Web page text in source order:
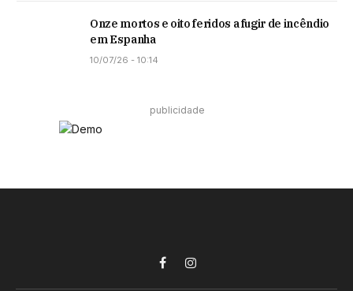
Onze mortos e oito feridos a fugir de incêndio
em Espanha
10/07/26 - 10:14
publicidade
FacebookInstagram